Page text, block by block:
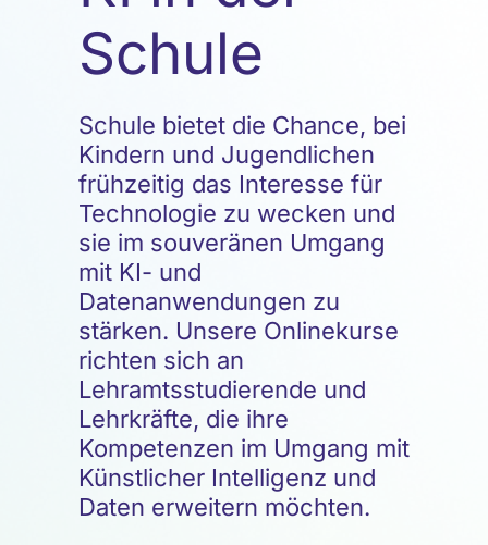
Schule
Schule bietet die Chance, bei
Kindern und Jugendlichen
frühzeitig das Interesse für
Technologie zu wecken und
sie im souveränen Umgang
mit KI- und
Datenanwendungen zu
stärken. Unsere Onlinekurse
richten sich an
Lehramtsstudierende und
Lehrkräfte, die ihre
Kompetenzen im Umgang mit
Künstlicher Intelligenz und
Daten erweitern möchten.